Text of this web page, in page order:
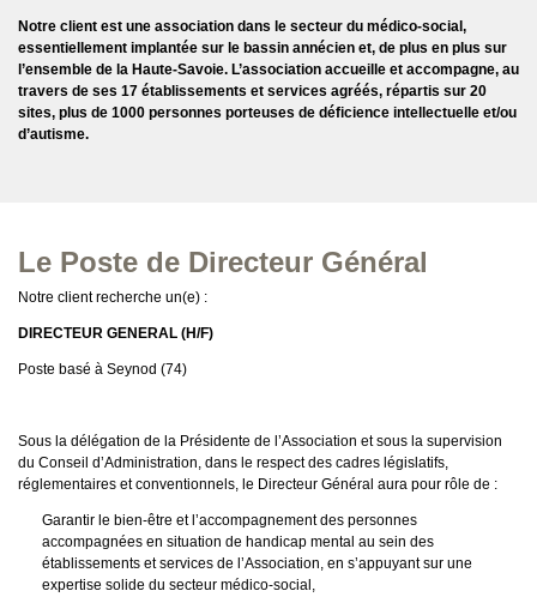
Notre client est une association dans le secteur du médico-social,
essentiellement implantée sur le bassin annécien et, de plus en plus sur
l’ensemble de la Haute-Savoie. L’association accueille et accompagne, au
travers de ses 17 établissements et services agréés, répartis sur 20
sites, plus de 1000 personnes porteuses de déficience intellectuelle et/ou
d’autisme.
Le Poste de Directeur Général
Notre client recherche un(e) :
DIRECTEUR GENERAL (H/F)
Poste basé à Seynod (74)
Sous la délégation de la Présidente de l’Association et sous la supervision
du Conseil d’Administration, dans le respect des cadres législatifs,
réglementaires et conventionnels, le Directeur Général aura pour rôle de :
Garantir le bien-être et l’accompagnement des personnes
accompagnées en situation de handicap mental au sein des
établissements et services de l’Association, en s’appuyant sur une
expertise solide du secteur médico-social,